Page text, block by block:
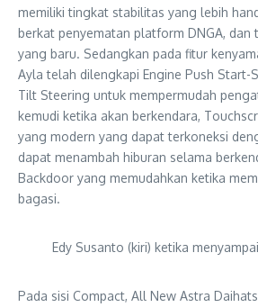
memiliki tingkat stabilitas yang lebih
berkat penyematan platform DNGA, dan
yang baru. Sedangkan pada fitur
Ayla telah dilengkapi Engine Push Start-
Tilt Steering untuk mempermudah
kemudi ketika akan berkendara,
yang modern yang dapat terkoneksi
dapat menambah hiburan selama
Backdoor yang memudahkan ketika
bagasi.
Edy Susanto (kiri) ketika
Pada sisi Compact, All New Astra